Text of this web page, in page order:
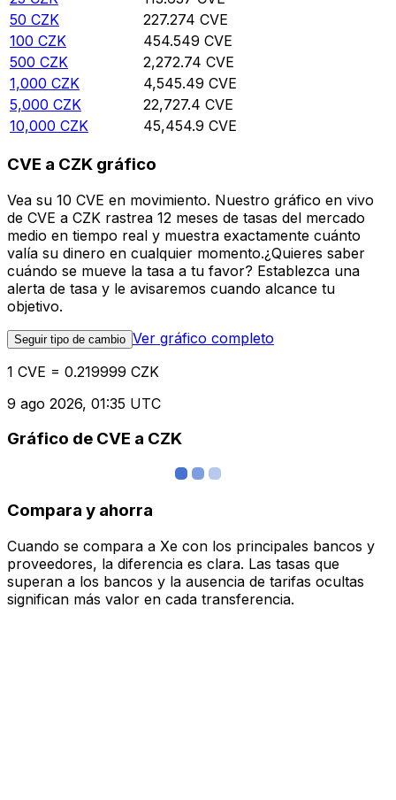
50 CZK 227.274 CVE
100 CZK 454.549 CVE
500 CZK 2,272.74 CVE
1,000 CZK 4,545.49 CVE
5,000 CZK 22,727.4 CVE
10,000 CZK 45,454.9 CVE
CVE a CZK gráfico
Vea su 10 CVE en movimiento. Nuestro gráfico en vivo
de CVE a CZK rastrea 12 meses de tasas del mercado
medio en tiempo real y muestra exactamente cuánto
valía su dinero en cualquier momento.¿Quieres saber
cuándo se mueve la tasa a tu favor? Establezca una
alerta de tasa y le avisaremos cuando alcance tu
objetivo.
Seguir tipo de cambio Ver gráfico completo
1 CVE = 0.219999 CZK
9 ago 2026, 01:35 UTC
Gráfico de CVE a CZK
Compara y ahorra
Cuando se compara a Xe con los principales bancos y
proveedores, la diferencia es clara. Las tasas que
superan a los bancos y la ausencia de tarifas ocultas
significan más valor en cada transferencia.